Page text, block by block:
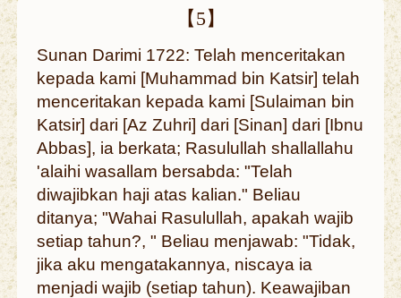
【5】
Sunan Darimi 1722: Telah menceritakan
kepada kami [Muhammad bin Katsir] telah
menceritakan kepada kami [Sulaiman bin
Katsir] dari [Az Zuhri] dari [Sinan] dari [Ibnu
Abbas], ia berkata; Rasulullah shallallahu
'alaihi wasallam bersabda: "Telah
diwajibkan haji atas kalian." Beliau
ditanya; "Wahai Rasulullah, apakah wajib
setiap tahun?, " Beliau menjawab: "Tidak,
jika aku mengatakannya, niscaya ia
menjadi wajib (setiap tahun). Keawajiban